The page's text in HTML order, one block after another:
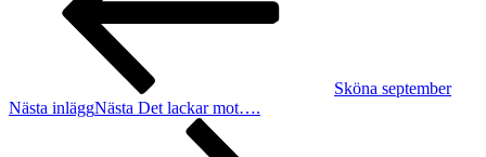
Sköna september
Nästa inläggNästa Det lackar mot….